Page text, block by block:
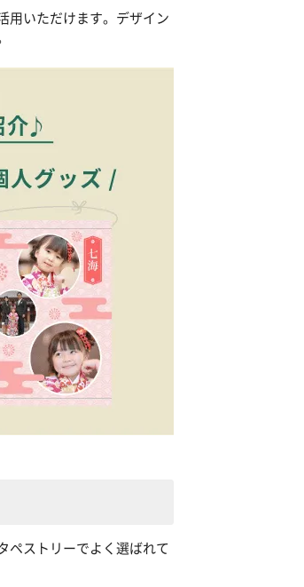
用いただけます。デザイン
ペストリーでよく選ばれて